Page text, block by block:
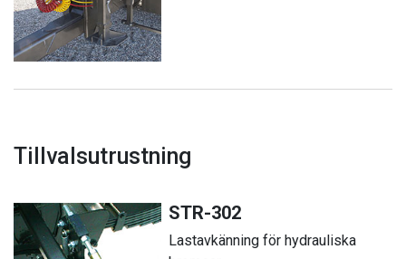
Tillvalsutrustning
STR-302
Lastavkänning för hydrauliska